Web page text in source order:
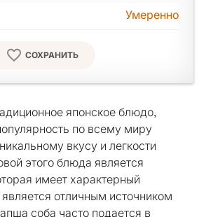
Умеренно
СОХРАНИТЬ
японское блюдо,
по всему миру
вкусу и легкости
этого блюда является
имеет характерный
отличным источником
соба часто подается в